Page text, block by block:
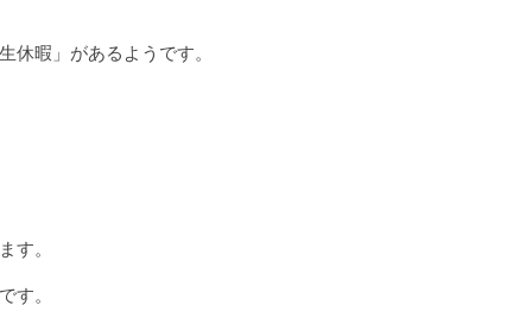
休暇」 があるようです。
す。
す。